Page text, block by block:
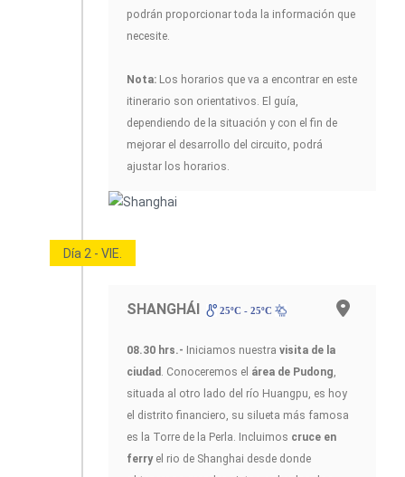
podrán proporcionar toda la información que
necesite.
Nota: Los horarios que va a encontrar en este
itinerario son orientativos. El guía,
dependiendo de la situación y con el fin de
mejorar el desarrollo del circuito, podrá
ajustar los horarios.
Día 2 - VIE.
SHANGHÁI 25ºC - 25ºC
08.30 hrs.- Iniciamos nuestra visita de la
ciudad
. Conoceremos el área de Pudong
situada al otro lado del río Huangpu, es hoy
el distrito financiero, su silueta más famosa
es la Torre de la Perla. Incluimos cruce en
ferry el rio de Shanghai desde donde